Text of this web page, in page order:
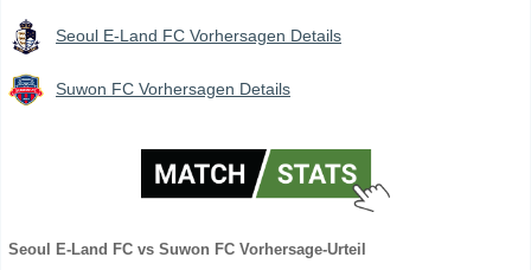
Seoul E-Land FC Vorhersagen Details
Suwon FC Vorhersagen Details
Seoul E-Land FC vs Suwon FC Vorhersage-Urteil